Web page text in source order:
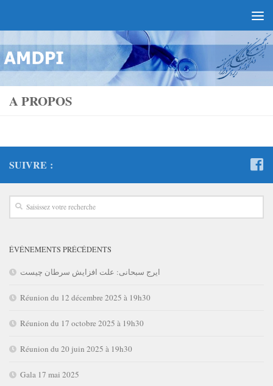
A PROPOS
SUIVRE :
ÉVÉNEMENTS PRÉCÉDENTS
ایرج سبحانی: علت افزایش سرطان چیست
Réunion du 12 décembre 2025 à 19h30
Réunion du 17 octobre 2025 à 19h30
Réunion du 20 juin 2025 à 19h30
Gala 17 mai 2025